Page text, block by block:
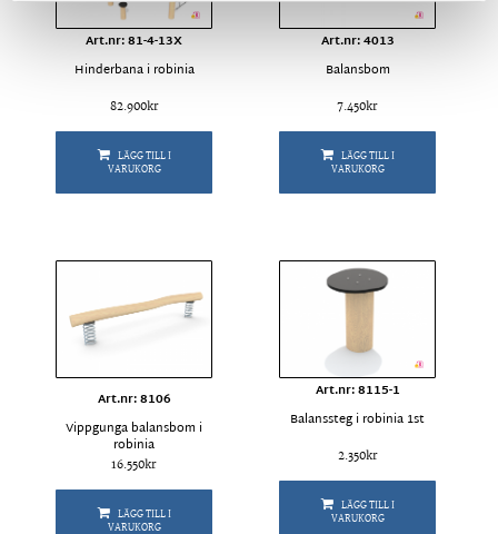
Art.nr: 81-4-13X
Hinderbana i robinia
82.900kr
LÄGG TILL I
VARUKORG
Art.nr: 4013
Balansbom
7.450kr
LÄGG TILL I
VARUKORG
Art.nr: 8106
Vippgunga balansbom i
robinia
16.550kr
LÄGG TILL I
VARUKORG
Art.nr: 8115-1
Balanssteg i robinia 1st
2.350kr
LÄGG TILL I
VARUKORG